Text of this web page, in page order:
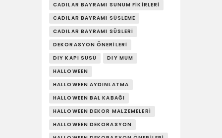
CADILAR BAYRAMI SUNUM FIKIRLERI
CADILAR BAYRAMI SÜSLEME
CADILAR BAYRAMI SÜSLERI
DEKORASYON ÖNERILERI
DIY KAPI SÜSÜ
DIY MUM
HALLOWEEN
HALLOWEEN AYDINLATMA
HALLOWEEN BAL KABAĞI
HALLOWEEN DEKOR MALZEMELERI
HALLOWEEN DEKORASYON